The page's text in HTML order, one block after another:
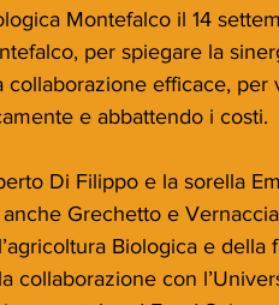
Montefalco il 14
per spiegare la
collaborazione efficace,
e abbattendo i costi.
Di Filippo e la sorella
anche Grechetto e
Biologica e
collaborazione con